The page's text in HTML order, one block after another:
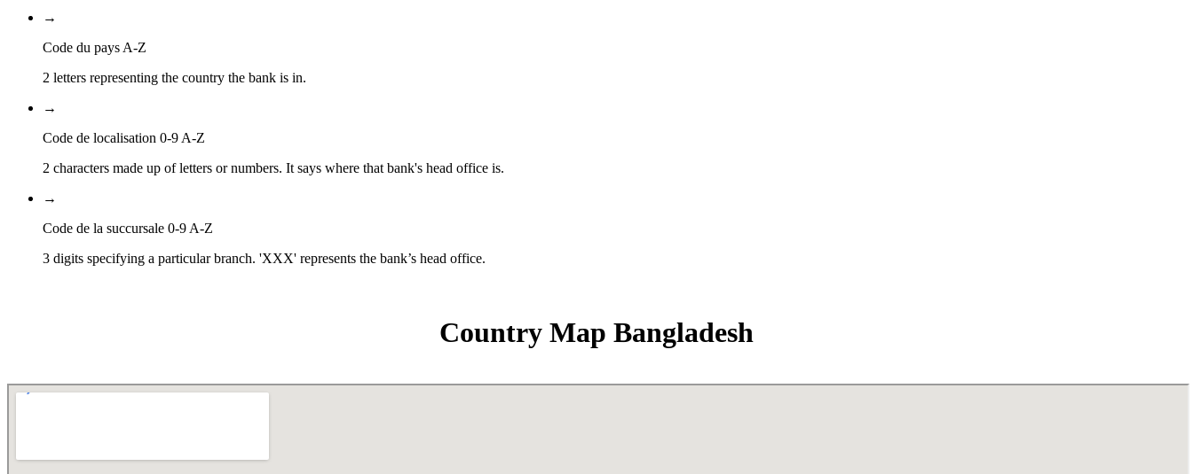
→
Code du pays A-Z
2 letters representing the country the bank is in.
→
Code de localisation 0-9 A-Z
2 characters made up of letters or numbers. It says where that bank's head office is.
→
Code de la succursale 0-9 A-Z
3 digits specifying a particular branch. 'XXX' represents the bank’s head office.
Country Map Bangladesh